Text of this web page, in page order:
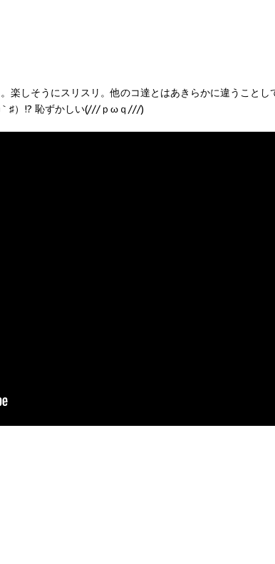
楽しそうにスリスリ。他のコ達とはあきらかに違うことし
｀♯）!? 恥ずかしい(///ｐωｑ///)